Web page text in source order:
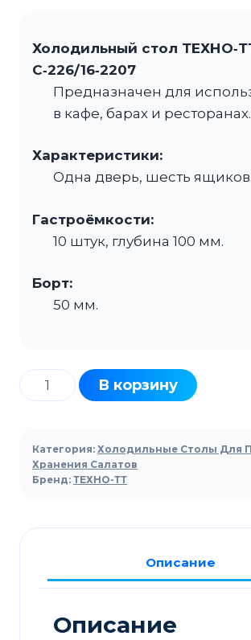
Холодильный стол
С‑226/16‑2207
Предназначен для
в кафе, барах и ресторанах.
Характеристики:
Одна дверь, шесть ящиков.
Гастроёмкости:
10 штук, глубина 100 мм.
Борт:
50 мм.
Количество
товара
холодильный
ТЕХНО-
ТТ
С-226/16-
В корзину
Категория: Холодильные Столы Для
Хранения Салатов
Бренд: ТЕХНО-ТТ
Описание
Описание